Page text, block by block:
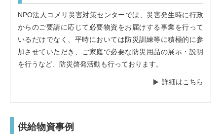
NPO法人コメリ災害対策センターでは、災害発生時に行政
からのご要請に応じて必要物資をお届けする事業を行って
いるだけでなく、平時においては防災訓練等に積極的に参
加させていただき、ご家庭で必要な防災用品の展示・説明
を行うなど、防災啓発活動も行っております。
詳細はこちら
供給物資事例